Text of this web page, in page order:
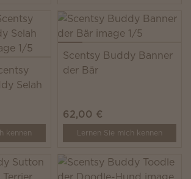
Selah
kennen
Scentsy Buddy Banner
der Bär
62,00 €
Lernen Sie mich kennen